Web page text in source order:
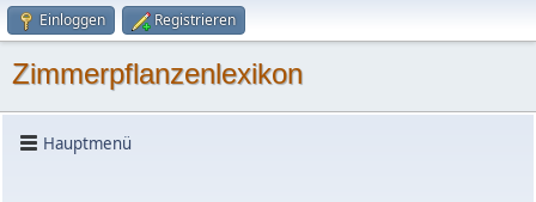
Einloggen Registrieren
Zimmerpflanzenlexikon
Hauptmenü